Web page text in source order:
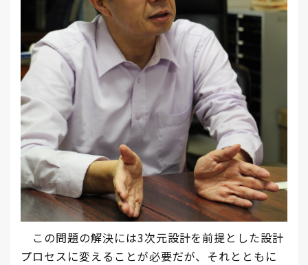
この問題の解決には3次元設計を前提とした設計
プロセスに変えることが必要だが、それとともに